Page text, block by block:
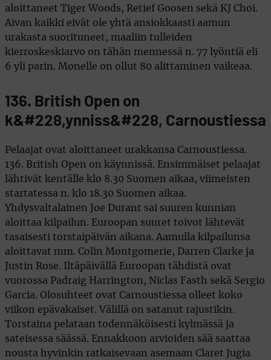
aloittaneet Tiger Woods, Retief Goosen sekä KJ Choi.
Aivan kaikki eivät ole yhtä ansiokkaasti aamun
urakasta suorituneet, maaliin tulleiden
kierroskeskiarvo on tähän mennessä n. 77 lyöntiä eli
6 yli parin. Monelle on ollut 80 alittaminen vaikeaa.
136. British Open on
k&#228,ynniss&#228, Carnoustiessa
Pelaajat ovat aloittaneet urakkansa Carnoustiessa.
136. British Open on käynnissä. Ensimmäiset pelaajat
lähtivät kentälle klo 8.30 Suomen aikaa, viimeisten
startatessa n. klo 18.30 Suomen aikaa.
Yhdysvaltalainen Joe Durant sai suuren kunnian
aloittaa kilpailun. Euroopan suuret toivot lähtevät
tasaisesti torstaipäivän aikana. Aamulla kilpailunsa
aloittavat mm. Colin Montgomerie, Darren Clarke ja
Justin Rose. Iltäpäivällä Euroopan tähdistä ovat
vuorossa Padraig Harrington, Niclas Fasth sekä Sergio
Garcia. Olosuhteet ovat Carnoustiessa olleet koko
viikon epävakaiset. Välillä on satanut rajustikin.
Torstaina pelataan todennäköisesti kylmässä ja
sateisessa säässä. Ennakkoon arvioiden sää saattaa
nousta hyvinkin ratkaisevaan asemaan Claret Jugia